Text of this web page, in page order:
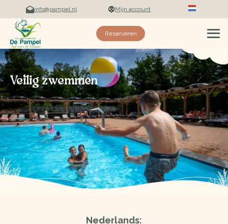
info@pampel.nl Mijn account Deutsch
Reserveren
Veilig zwemmen
Nederlands: